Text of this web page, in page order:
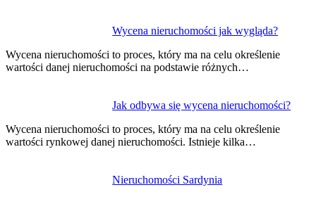
Wycena nieruchomości jak wygląda?
Wycena nieruchomości to proces, który ma na celu określenie
wartości danej nieruchomości na podstawie różnych…
Jak odbywa się wycena nieruchomości?
Wycena nieruchomości to proces, który ma na celu określenie
wartości rynkowej danej nieruchomości. Istnieje kilka…
Nieruchomości Sardynia